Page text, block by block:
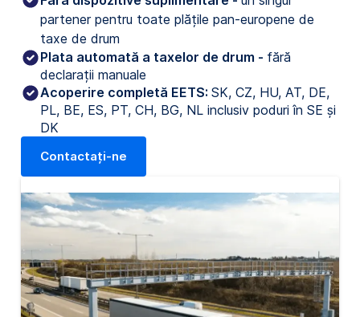
partener pentru toate plățile pan-europene de
taxe de drum
Plata automată a taxelor de drum - fără
declarații manuale
Acoperire completă EETS: SK, CZ, HU, AT, DE,
PL, BE, ES, PT, CH, BG, NL inclusiv poduri în SE și
DK
Contactați-ne